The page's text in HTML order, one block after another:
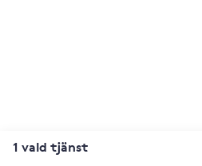
1 vald tjänst